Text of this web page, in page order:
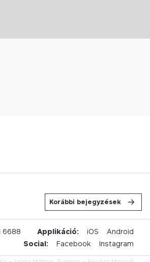
Korábbi bejegyzések
6688 Applikáció: iOS
Android
Social:
Facebook Instagram